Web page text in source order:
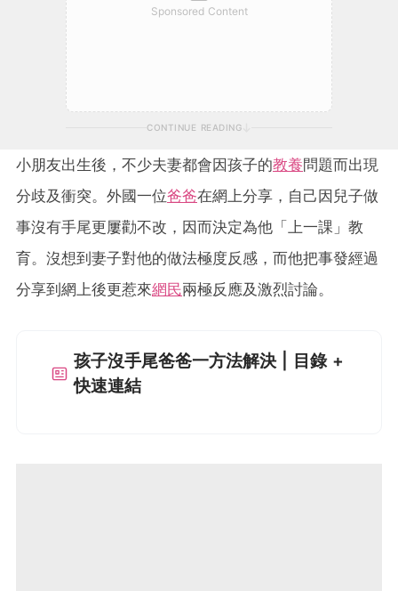
Sponsored Content
CONTINUE READING
小朋友出生後，不少夫妻都會因孩子的教養問題而出現
分歧及衝突。外國一位爸爸在網上分享，自己因兒子做
事沒有手尾更屢勸不改，因而決定為他「上一課」教
育。沒想到妻子對他的做法極度反感，而他把事發經過
分享到網上後更惹來網民兩極反應及激烈討論。
孩子沒手尾爸爸一方法解決 | 目錄 +
快速連結